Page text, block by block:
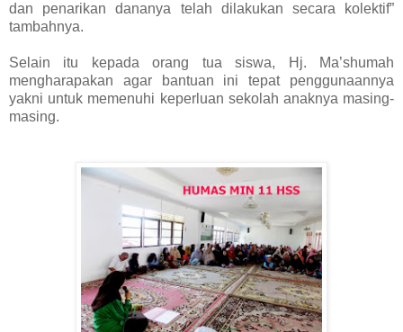
dan penarikan dananya telah dilakukan secara kolektif”
tambahnya.
Selain itu kepada orang tua siswa, Hj. Ma’shumah
mengharapakan agar bantuan ini tepat penggunaannya
yakni untuk memenuhi keperluan sekolah anaknya masing-
masing.